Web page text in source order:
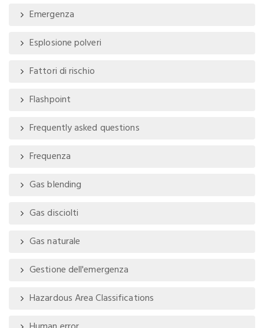
Emergenza
Esplosione polveri
Fattori di rischio
Flashpoint
Frequently asked questions
Frequenza
Gas blending
Gas disciolti
Gas naturale
Gestione dell'emergenza
Hazardous Area Classifications